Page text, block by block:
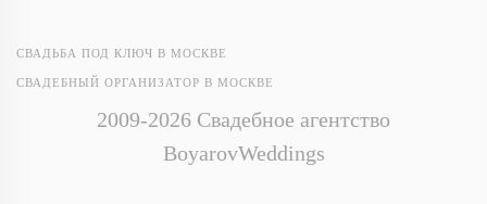
СВАДЬБА ПОД КЛЮЧ В МОСКВЕ
СВАДЕБНЫЙ ОРГАНИЗАТОР В МОСКВЕ
2009-2026 Свадебное агентство
BoyarovWeddings